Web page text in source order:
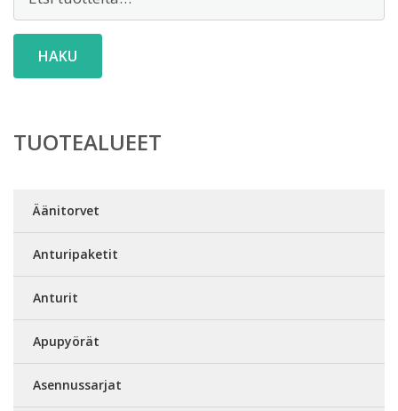
HAKU
TUOTEALUEET
Äänitorvet
Anturipaketit
Anturit
Apupyörät
Asennussarjat